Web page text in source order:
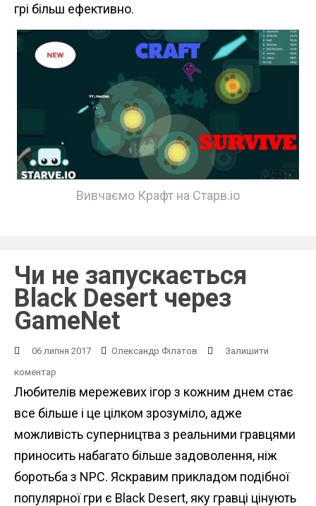
грі більш ефективно.
Вивчаємо Крафт на Старв.іо
Чи не запускається
Black Desert через
GameNet
06 липня 2017 Олександр Філатов
Залишити
коментар
Любителів мережевих ігор з кожним днем ​​стає
все більше і це цілком зрозуміло, адже
можливість суперництва з реальними гравцями
приносить набагато більше задоволення, ніж
боротьба з NPC. Яскравим прикладом подібної
популярної гри є Black Desert, яку гравці цінують